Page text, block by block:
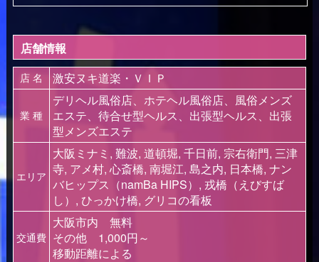
店舗情報
店 名 激安ヌキ道楽・ＶＩＰ
業 種
デリヘル風俗店、ホテヘル風俗店、風俗メンズ
エステ、待合せ型ヘルス、出張型ヘルス、出張
型メンズエステ
エリア
大阪ミナミ, 難波, 道頓堀, 千日前, 宗右衛門, 三津
寺, アメ村, 心斎橋, 南堀江, 島之内, 日本橋, ナン
バヒップス（namBa HIPS）, 戎橋（えびすば
し）, ひっかけ橋, グリコの看板
交通費
大阪市内 無料
その他 1,000円～
移動距離による